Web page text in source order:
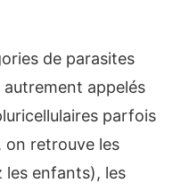
de parasites
appelés
parfois
on retrouve les
les enfants), les